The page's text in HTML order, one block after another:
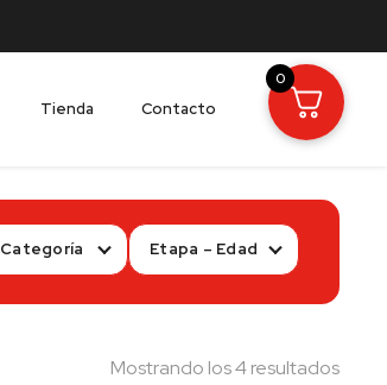
Tienda Contacto
Categoría Etapa – Edad
Mostrando los 4 resultados
0